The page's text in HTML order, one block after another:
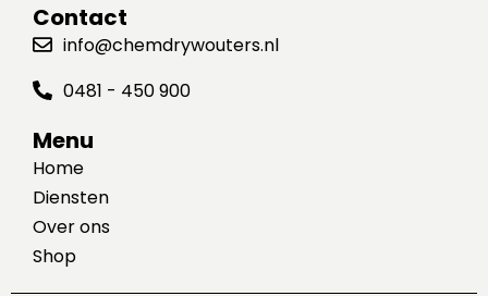
Contact
info@chemdrywouters.nl
0481 - 450 900
Menu
Home
Diensten
Over ons
Shop